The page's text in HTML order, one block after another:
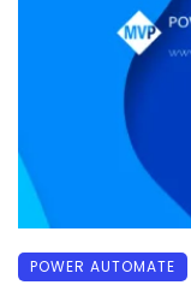
POWER AUTOMATE